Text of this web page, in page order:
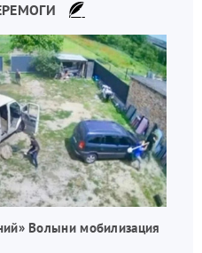
Волыни мобилизация